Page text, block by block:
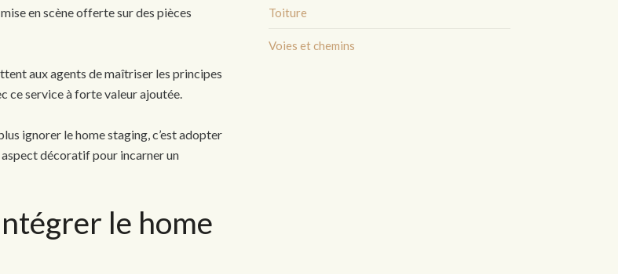
en scène offerte sur des pièces
aux agents de maîtriser les principes
ce service à forte valeur ajoutée.
ignorer le home staging, c’est adopter
décoratif pour incarner un
le home
Toiture
Voies et chemins